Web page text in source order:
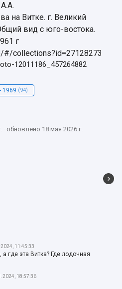
на Витке. г. Великий
вид с юго-востока.
г
#/collections?id=27128273
12011186_457264882
1969 (94)
обновлено 18 мая 2026 г.
11:45:33
где эта Витка? Где лодочная
18:57:36